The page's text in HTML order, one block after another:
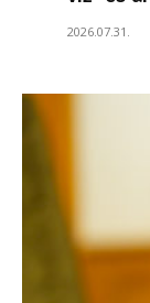
2026.07.31.